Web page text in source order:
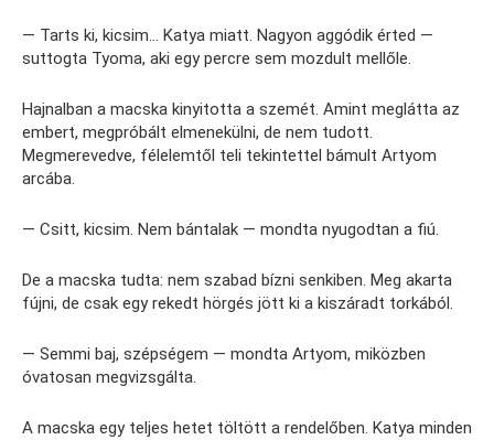
— Tarts ki, kicsim… Katya miatt. Nagyon aggódik érted —
suttogta Tyoma, aki egy percre sem mozdult mellőle.
Hajnalban a macska kinyitotta a szemét. Amint meglátta az
embert, megpróbált elmenekülni, de nem tudott.
Megmerevedve, félelemtől teli tekintettel bámult Artyom
arcába.
— Csitt, kicsim. Nem bántalak — mondta nyugodtan a fiú.
De a macska tudta: nem szabad bízni senkiben. Meg akarta
fújni, de csak egy rekedt hörgés jött ki a kiszáradt torkából.
— Semmi baj, szépségem — mondta Artyom, miközben
óvatosan megvizsgálta.
A macska egy teljes hetet töltött a rendelőben. Katya minden